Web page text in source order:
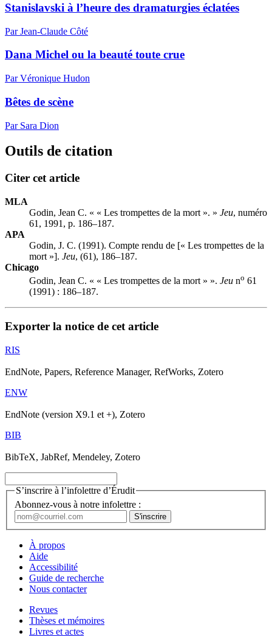
Stanislavski à l’heure des dramaturgies éclatées
Par Jean-Claude Côté
Dana Michel ou la beauté toute crue
Par Véronique Hudon
Bêtes de scène
Par Sara Dion
Outils de citation
Citer cet article
MLA
Godin, Jean C. « « Les trompettes de la mort ». » Jeu, numéro
61, 1991, p. 186–187.
APA
Godin, J. C. (1991). Compte rendu de [« Les trompettes de la
mort »]. Jeu, (61), 186–187.
Chicago
Godin, Jean C. « « Les trompettes de la mort » ». Jeu no 61
(1991) : 186–187.
Exporter la notice de cet article
RIS
EndNote, Papers, Reference Manager, RefWorks, Zotero
ENW
EndNote (version X9.1 et +), Zotero
BIB
BibTeX, JabRef, Mendeley, Zotero
S’inscrire à l’infolettre d’Érudit
Abonnez-vous à notre infolettre :
À propos
Aide
Accessibilité
Guide de recherche
Nous contacter
Revues
Thèses et mémoires
Livres et actes